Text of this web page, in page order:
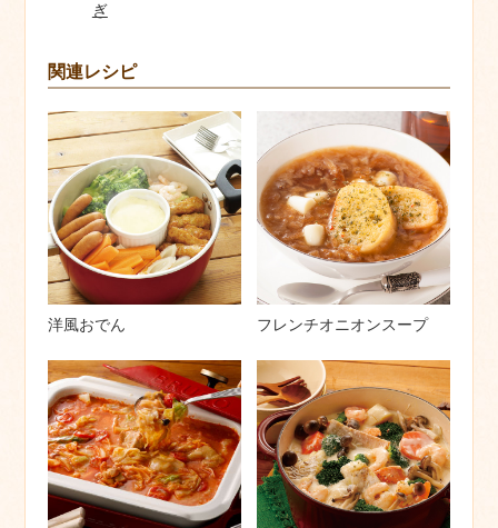
ぎ
関連レシピ
洋風おでん フレンチオニオンスープ